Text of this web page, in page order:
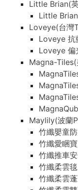
Little Brian(
Little
Loveye(台灣
Loveye 抗
Loveye 偏
Magna-Tiles(
Maylily(波蘭
竹纖嬰童
竹纖愛睏
竹纖推車
竹纖柔雲毯
竹纖柔雲